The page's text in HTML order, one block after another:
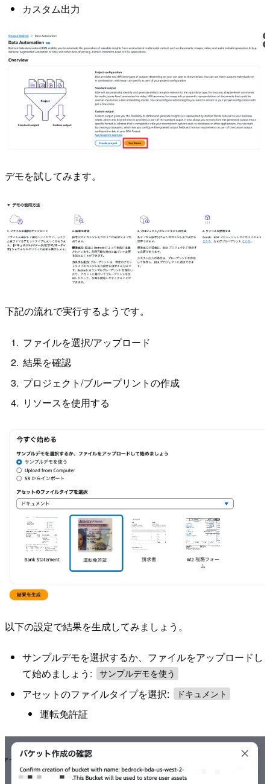
カスタム出力
デモを試してみます。
下記の流れで実行するようです。
ファイルを選択/アップロード
結果を確認
プロジェクト/ブループリントの作成
リソースを使用する
以下の設定で結果を生成してみましょう。
サンプルデモを選択するか、ファイルをアップロードし
て始めましょう:
サンプルデモを使う
アセットのファイルタイプを選択: ドキュメント
運転免許証